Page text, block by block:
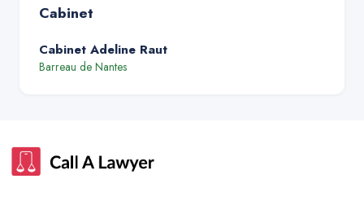
Cabinet
Cabinet Adeline Raut
Barreau de Nantes